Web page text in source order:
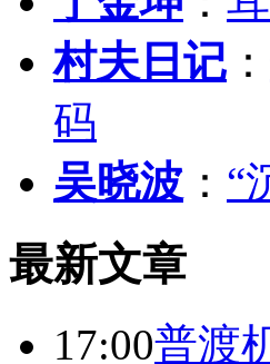
村夫日记 ：
码
吴晓波 ： “
最新文章
17:00普渡